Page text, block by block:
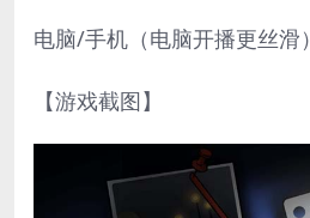
电脑/手机（电脑开播更丝滑）
【游戏截图】